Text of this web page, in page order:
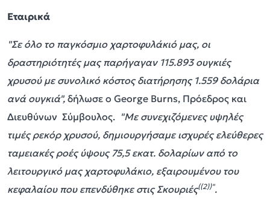
Εταιρικά
"Σε όλο το παγκόσμιο χαρτοφυλάκιό μας, οι
δραστηριότητές μας παρήγαγαν 115.893 ουγκιές
χρυσού με συνολικό κόστος διατήρησης 1.559 δολάρια
ανά ουγκιά", δήλωσε ο George Burns, Πρόεδρος και
Διευθύνων Σύμβουλος. "Με συνεχιζόμενες υψηλές
τιμές ρεκόρ χρυσού, δημιουργήσαμε ισχυρές ελεύθερες
ταμειακές ροές ύψους 75,5 εκατ. δολαρίων από το
λειτουργικό μας χαρτοφυλάκιο, εξαιρουμένου του
κεφαλαίου που επενδύθηκε στις Σκουριές((2))".